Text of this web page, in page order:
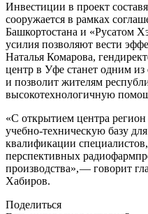
Инвестиции в проект
сооружается в рамках
Башкортостана и «Русатом
усилия позволяют вести
Наталья Комарова,
центр в Уфе станет одним
и позволит жителям
высокотехнологичную
«С открытием центра
учебно-­техническую базу
квалификации
перспективных
производства», — ​говорит
Хабиров.
Поделиться